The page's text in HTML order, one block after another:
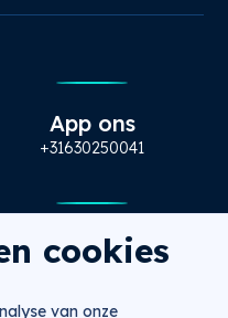
App ons
+31630250041
Bezoek ons
Ecopark 63, Emmeloord
cookies
van onze